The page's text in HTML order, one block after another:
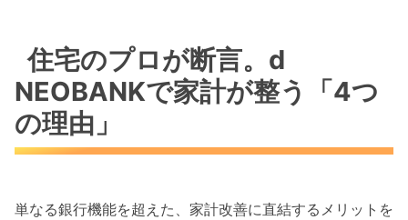
住宅のプロが断言。d
NEOBANKで家計が整う「4つ
の理由」
単なる銀行機能を超えた、家計改善に直結するメリットを